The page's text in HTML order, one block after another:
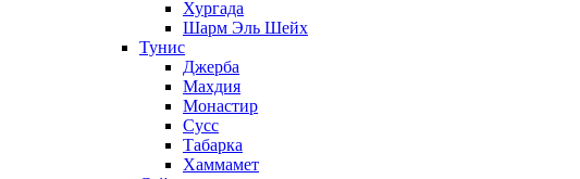
Хургада
Шарм Эль Шейх
Тунис
Джерба
Махдия
Монастир
Сусс
Табарка
Хаммамет